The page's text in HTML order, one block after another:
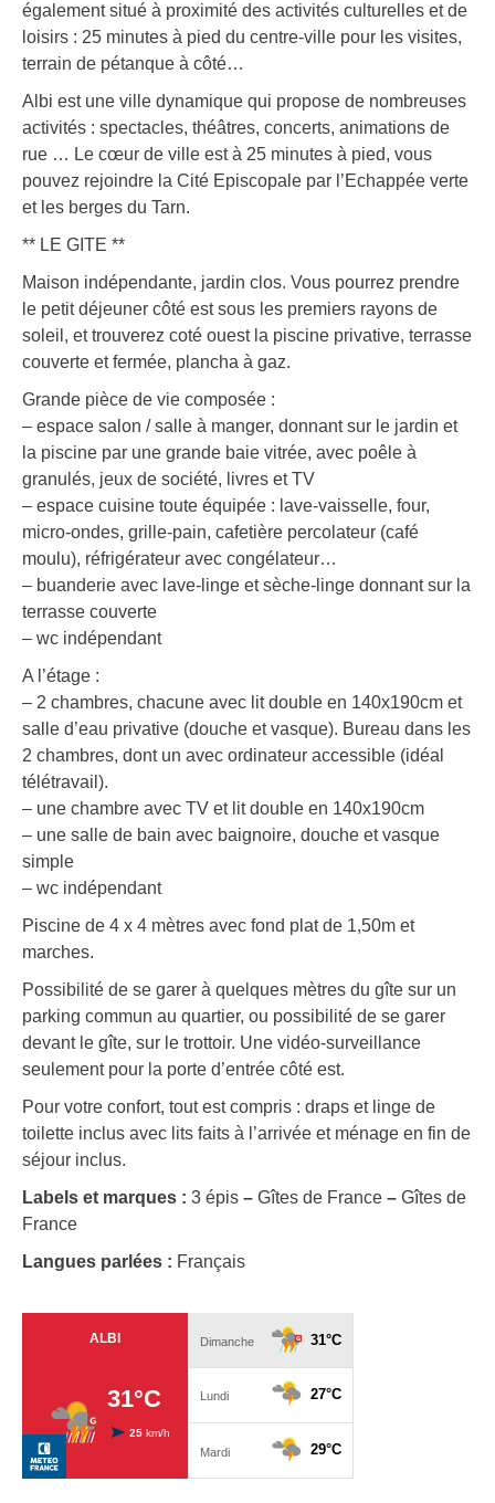
également situé à proximité des activités culturelles et de
loisirs : 25 minutes à pied du centre-ville pour les visites,
terrain de pétanque à côté…
Albi est une ville dynamique qui propose de nombreuses
activités : spectacles, théâtres, concerts, animations de
rue … Le cœur de ville est à 25 minutes à pied, vous
pouvez rejoindre la Cité Episcopale par l’Echappée verte
et les berges du Tarn.
** LE GITE **
Maison indépendante, jardin clos. Vous pourrez prendre
le petit déjeuner côté est sous les premiers rayons de
soleil, et trouverez coté ouest la piscine privative, terrasse
couverte et fermée, plancha à gaz.
Grande pièce de vie composée :
– espace salon / salle à manger, donnant sur le jardin et
la piscine par une grande baie vitrée, avec poêle à
granulés, jeux de société, livres et TV
– espace cuisine toute équipée : lave-vaisselle, four,
micro-ondes, grille-pain, cafetière percolateur (café
moulu), réfrigérateur avec congélateur…
– buanderie avec lave-linge et sèche-linge donnant sur la
terrasse couverte
– wc indépendant
A l’étage :
– 2 chambres, chacune avec lit double en 140x190cm et
salle d’eau privative (douche et vasque). Bureau dans les
2 chambres, dont un avec ordinateur accessible (idéal
télétravail).
– une chambre avec TV et lit double en 140x190cm
– une salle de bain avec baignoire, douche et vasque
simple
– wc indépendant
Piscine de 4 x 4 mètres avec fond plat de 1,50m et
marches.
Possibilité de se garer à quelques mètres du gîte sur un
parking commun au quartier, ou possibilité de se garer
devant le gîte, sur le trottoir. Une vidéo-surveillance
seulement pour la porte d’entrée côté est.
Pour votre confort, tout est compris : draps et linge de
toilette inclus avec lits faits à l’arrivée et ménage en fin de
séjour inclus.
Labels et marques : 3 épis – Gîtes de France – Gîtes de
France
Langues parlées : Français